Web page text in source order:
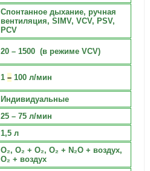
Спонтанное дыхание, ручная
вентиляция, SIMV, VCV, PSV,
PCV
20 – 1500 (в режиме VCV)
1 –100 л/мин
Индивидуальные
25 – 75 л/мин
1,5 л
О₂, О₂ + О₂, О₂ + N₂О + воздух,
О₂ + воздух